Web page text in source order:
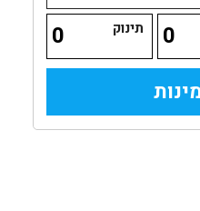
תינוק